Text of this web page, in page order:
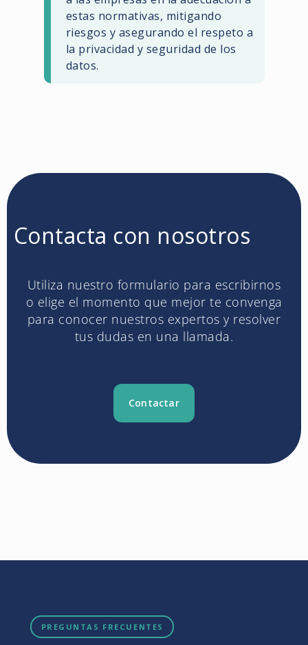
estas normativas, mitigando
riesgos y asegurando el respeto a
la privacidad y seguridad de los
datos.
Contacta con nosotros
Utiliza nuestro formulario para escribirnos
o elige el momento que mejor te convenga
para conocer nuestros expertos y resolver
tus dudas en una llamada.
Contactar
PREGUNTAS FRECUENTES